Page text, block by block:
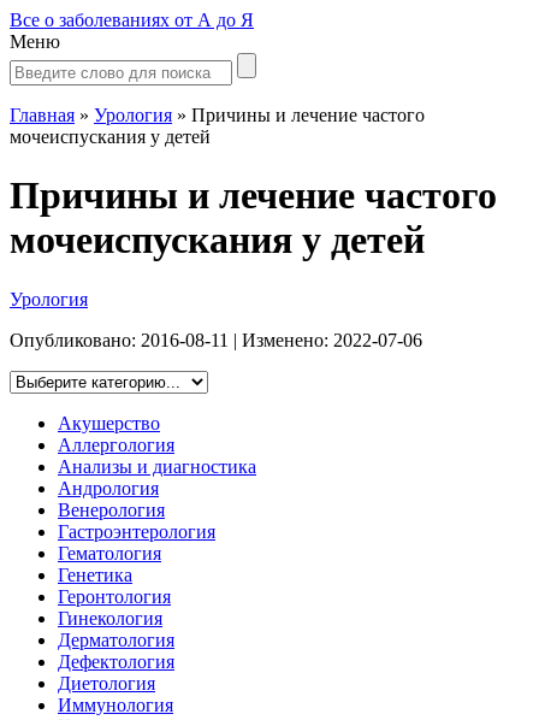
Все о заболеваниях от А до Я
Меню
Главная » Урология » Причины и лечение частого
мочеиспускания у детей
Причины и лечение частого
мочеиспускания у детей
Урология
Опубликовано: 2016-08-11 | Изменено: 2022-07-06
Акушерство
Аллергология
Анализы и диагностика
Андрология
Венерология
Гастроэнтерология
Гематология
Генетика
Геронтология
Гинекология
Дерматология
Дефектология
Диетология
Иммунология